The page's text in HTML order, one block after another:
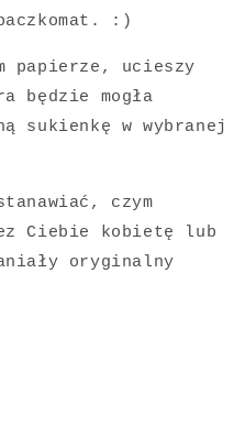
:)
papierze, ucieszy
będzie mogła
sukienkę w wybranej
czym
Ciebie kobietę lub
oryginalny